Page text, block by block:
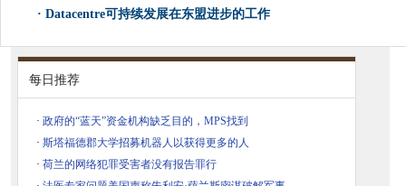
· Datacentre可持续发展在东盟进步的工作
每日推荐
· 政府的“蓝天”资金机构缺乏目的，MPS找到
· 斯塔福德郡大学招募机器人以获得更多的人
· 荷兰的网络犯罪受害者没有报告罪行